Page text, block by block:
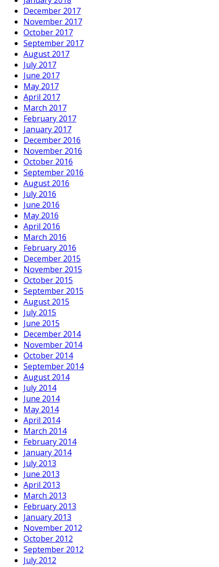
December 2017
November 2017
October 2017
September 2017
August 2017
July 2017
June 2017
May 2017
April 2017
March 2017
February 2017
January 2017
December 2016
November 2016
October 2016
September 2016
August 2016
July 2016
June 2016
May 2016
April 2016
March 2016
February 2016
December 2015
November 2015
October 2015
September 2015
August 2015
July 2015
June 2015
December 2014
November 2014
October 2014
September 2014
August 2014
July 2014
June 2014
May 2014
April 2014
March 2014
February 2014
January 2014
July 2013
June 2013
April 2013
March 2013
February 2013
January 2013
November 2012
October 2012
September 2012
July 2012